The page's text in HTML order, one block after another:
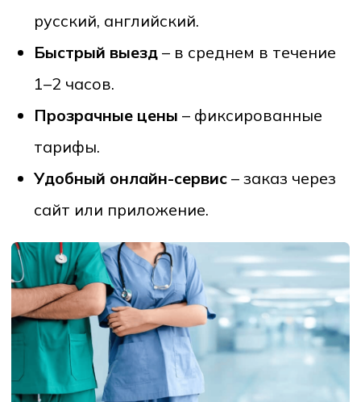
+998-78-113-96-16
Адрес:
Шахрисабз 25, U-Enter
Часы работы:
Пн-Вс: 24/7
Главная О сервисе